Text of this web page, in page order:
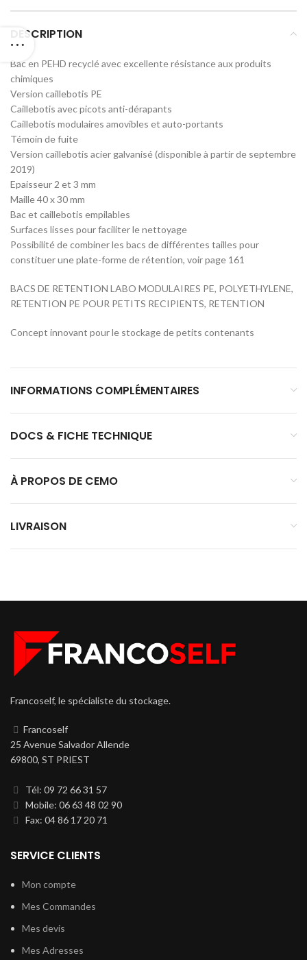
DESCRIPTION
Bac en PEHD recyclé avec excellente résistance aux produits
chimiques
Version caillebotis PE
Caillebotis avec picots anti-dérapants
Caillebotis modulaires amovibles et auto-portants
Témoin de fuite
Version caillebotis acier galvanisé (disponible à partir de septembre
2019)
Epaisseur 2 et 3 mm
Maille 40 x 30 mm
Bac et caillebotis empilables
Surfaces lisses pour faciliter le nettoyage
Possibilité de combiner les bacs de différentes tailles pour
constituer une plate-forme de rétention, voir page 161
BACS DE RETENTION LABO MODULAIRES PE, POLYETHYLENE,
RETENTION PE POUR PETITS RECIPIENTS, RETENTION
Concept innovant pour le stockage de petits contenants
INFORMATIONS COMPLÉMENTAIRES
DOCS & FICHE TECHNIQUE
À PROPOS DE CEMO
LIVRAISON
Francoself, le spécialiste du stockage.
Francoself
25 Avenue Salvador Allende
69800, ST PRIEST
Tél: 09 72 66 31 57
Mobile: 06 63 48 02 90
Fax: 04 86 17 20 71
SERVICE CLIENTS
Mon compte
Mes Commandes
Mes devis
Mes Adresses